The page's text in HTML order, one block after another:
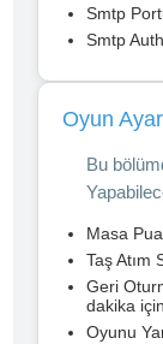
Smtp
Smtp
Oyun
Bu
Masa
Taş Atım
Geri
dakika
Oyunu